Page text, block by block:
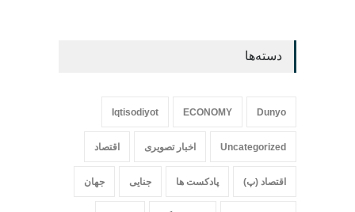
دسته‌ها
Dunyo
ECONOMY
Iqtisodiyot
Uncategorized اخبار تصویری اقتصاد
اقتصاد (پ) پادکست ها جنایی جهان